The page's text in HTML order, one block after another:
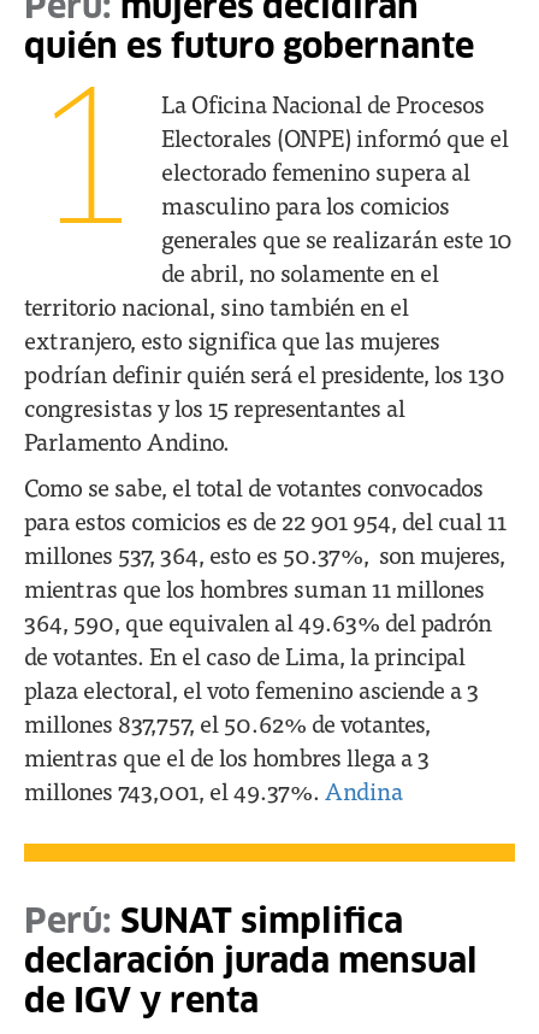
Perú: mujeres decidirán
quién es futuro gobernante
1
La Oficina Nacional de Procesos
Electorales (ONPE) informó que el
electorado femenino supera al
masculino para los comicios
generales que se realizarán este 10
de abril, no solamente en el
territorio nacional, sino también en el
extranjero, esto significa que las mujeres
podrían definir quién será el presidente, los 130
congresistas y los 15 representantes al
Parlamento Andino.
Como se sabe, el total de votantes convocados
para estos comicios es de 22 901 954, del cual 11
millones 537, 364, esto es 50.37%, son mujeres,
mientras que los hombres suman 11 millones
364, 590, que equivalen al 49.63% del padrón
de votantes. En el caso de Lima, la principal
plaza electoral, el voto femenino asciende a 3
millones 837,757, el 50.62% de votantes,
mientras que el de los hombres llega a 3
millones 743,001, el 49.37%. Andina
Perú: SUNAT simplifica
declaración jurada mensual
de IGV y renta